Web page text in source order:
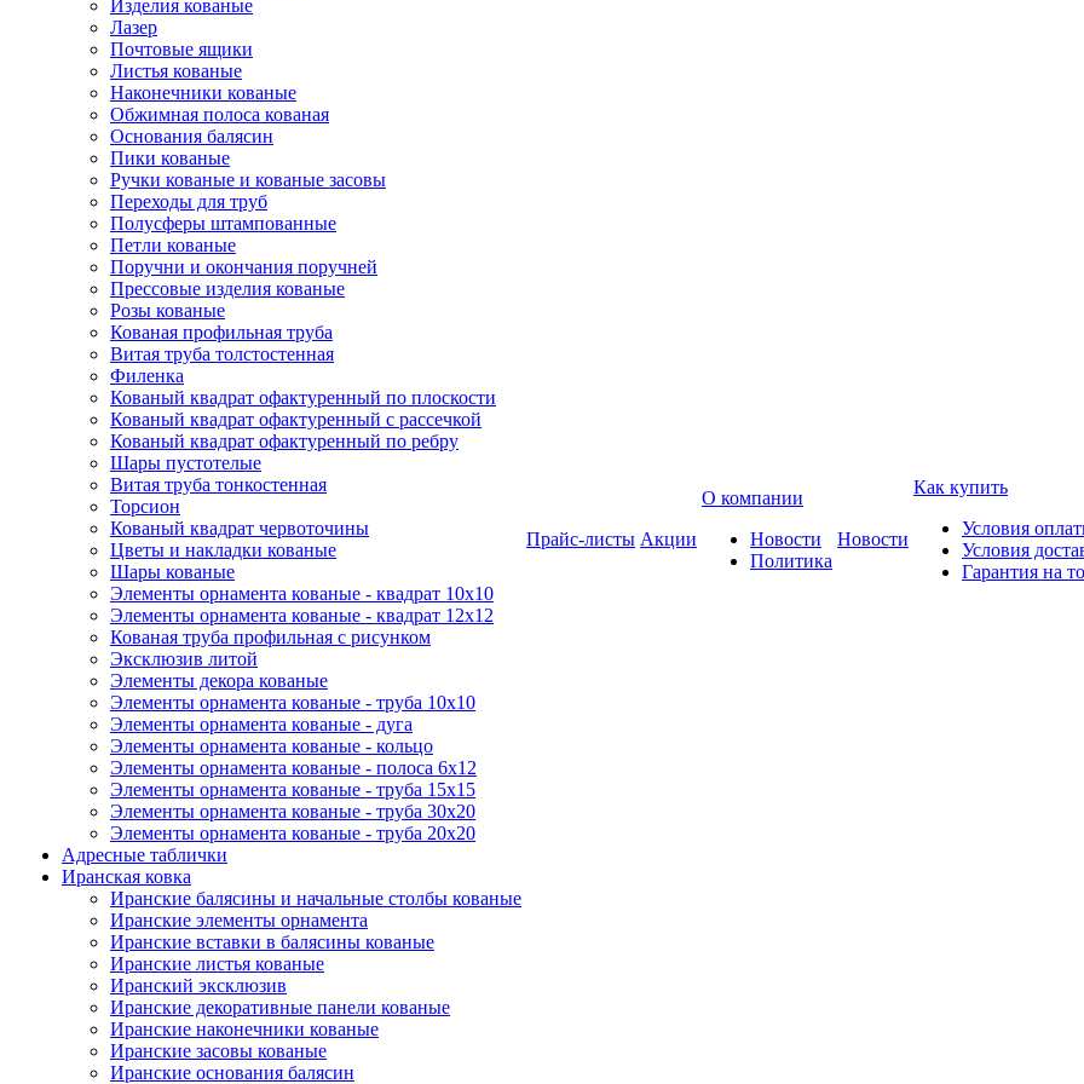
Изделия кованые
Лазер
Почтовые ящики
Листья кованые
Наконечники кованые
Обжимная полоса кованая
Основания балясин
Пики кованые
Ручки кованые и кованые засовы
Переходы для труб
Полусферы штампованные
Петли кованые
Поручни и окончания поручней
Прессовые изделия кованые
Розы кованые
Кованая профильная труба
Витая труба толстостенная
Филенка
Кованый квадрат офактуренный по плоскости
Кованый квадрат офактуренный с рассечкой
Кованый квадрат офактуренный по ребру
Шары пустотелые
Витая труба тонкостенная
Торсион
Кованый квадрат червоточины
Цветы и накладки кованые
Шары кованые
Элементы орнамента кованые - квадрат 10х10
Элементы орнамента кованые - квадрат 12х12
Кованая труба профильная с рисунком
Эксклюзив литой
Элементы декора кованые
Элементы орнамента кованые - труба 10х10
Элементы орнамента кованые - дуга
Элементы орнамента кованые - кольцо
Элементы орнамента кованые - полоса 6х12
Элементы орнамента кованые - труба 15х15
Элементы орнамента кованые - труба 30х20
Элементы орнамента кованые - труба 20х20
Адресные таблички
Иранская ковка
Иранские балясины и начальные столбы кованые
Иранские элементы орнамента
Иранские вставки в балясины кованые
Иранские листья кованые
Иранский эксклюзив
Иранские декоративные панели кованые
Иранские наконечники кованые
Иранские засовы кованые
Иранские основания балясин
Прайс-листы Акции
О компании
Новости
Политика
Новости
Как купить
Условия
Условия
Гарантия на